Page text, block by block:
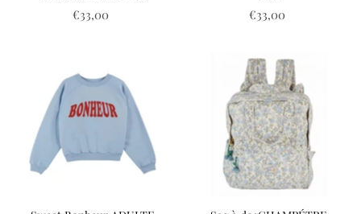
€33,00 €33,00